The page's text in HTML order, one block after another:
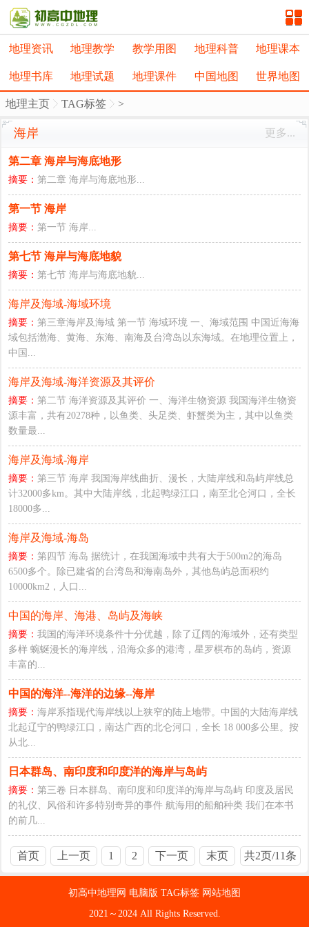
地理资讯 地理教学 教学用图 地理科普 地理课本
地理书库 地理试题 地理课件 中国地图 世界地图
地理主页 >
TAG标签
海岸 更多...
第二章 海岸与海底地形
摘要：第二章 海岸与海底地形...
第一节 海岸
摘要：第一节 海岸...
第七节 海岸与海底地貌
摘要：第七节 海岸与海底地貌...
海岸及海域-海域环境
摘要：第三章海岸及海域 第一节 海域环境 一、海域范围 中国近海海
域包括渤海、黄海、东海、南海及台湾岛以东海域。在地理位置上，
中国...
海岸及海域-海洋资源及其评价
摘要：第二节 海洋资源及其评价 一、海洋生物资源 我国海洋生物资
源丰富，共有20278种，以鱼类、头足类、虾蟹类为主，其中以鱼类
数量最...
海岸及海域-海岸
摘要：第三节 海岸 我国海岸线曲折、漫长，大陆岸线和岛屿岸线总
计32000多km。其中大陆岸线，北起鸭绿江口，南至北仑河口，全长
18000多...
海岸及海域-海岛
摘要：第四节 海岛 据统计，在我国海域中共有大于500m2的海岛
6500多个。除已建省的台湾岛和海南岛外，其他岛屿总面积约
10000km2，人口...
中国的海岸、海港、岛屿及海峡
摘要：我国的海洋环境条件十分优越，除了辽阔的海域外，还有类型
多样 蜿蜒漫长的海岸线，沿海众多的港湾，星罗棋布的岛屿，资源
丰富的...
中国的海洋--海洋的边缘--海岸
摘要：海岸系指现代海岸线以上狭窄的陆上地带。中国的大陆海岸线
北起辽宁的鸭绿江口，南达广西的北仑河口，全长 18 000多公里。按
从北...
日本群岛、南印度和印度洋的海岸与岛屿
摘要：第三卷 日本群岛、南印度和印度洋的海岸与岛屿 印度及居民
的礼仪、风俗和许多特别奇异的事件 航海用的船舶种类 我们在本书
的前几...
共2页/11条
首页 上一页 1 2 下一页 末页
初高中地理网 电脑版 TAG标签 网站地图
2021～2024 All Rights Reserved.